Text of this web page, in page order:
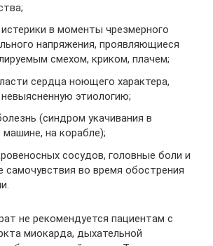
в моменты чрезмерного
напряжения, проявляющиеся
смехом, криком, плачем;
сердца ноющего характера,
этиологию;
(синдром укачивания в
машине, на корабле);
сосудов, головные боли и
самочувствия во время обострения
не рекомендуется пациентам с
миокарда, дыхательной